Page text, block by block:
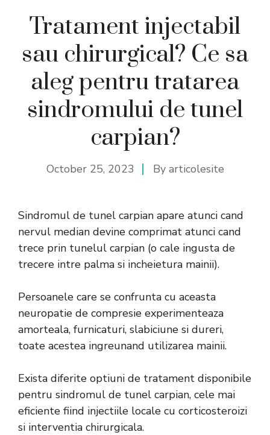
Tratament injectabil
sau chirurgical? Ce sa
aleg pentru tratarea
sindromului de tunel
carpian?
October 25, 2023 By articolesite
Sindromul de tunel carpian apare atunci cand
nervul median devine comprimat atunci cand
trece prin tunelul carpian (o cale ingusta de
trecere intre palma si incheietura mainii).
Persoanele care se confrunta cu aceasta
neuropatie de compresie experimenteaza
amorteala, furnicaturi, slabiciune si dureri,
toate acestea ingreunand utilizarea mainii.
Exista diferite optiuni de tratament disponibile
pentru sindromul de tunel carpian, cele mai
eficiente fiind injectiile locale cu corticosteroizi
si interventia chirurgicala.